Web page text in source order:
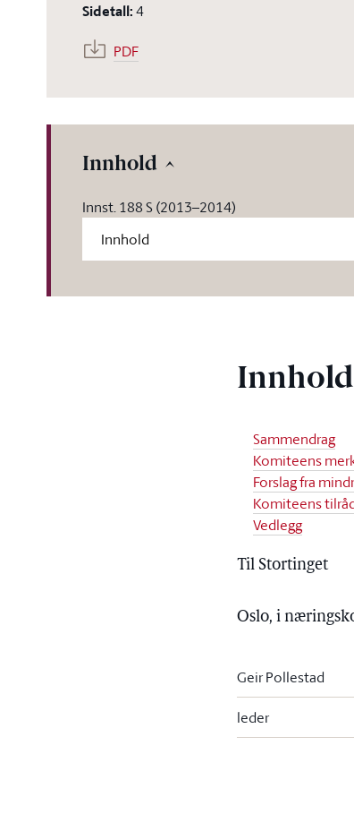
Sidetall:4
PDF
Innhold
Innst. 188 S (2013–2014)
Innhold
Sammendrag
Komiteens
Forslag fra
Komiteens
Vedlegg
Til Stortinget
Oslo, i
Geir Pollestad
leder